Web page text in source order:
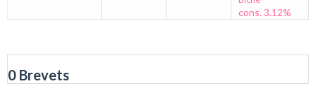
cons. 3.12%
0 Brevets